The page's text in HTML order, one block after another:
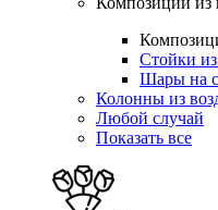
Стойки
Шары на
Колонны из
Любой случай
Показать все